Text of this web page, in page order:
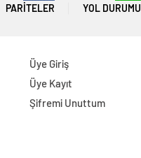
PARITELER YOL DURUMU
Üye Giriş
Üye Kayıt
Şifremi Unuttum